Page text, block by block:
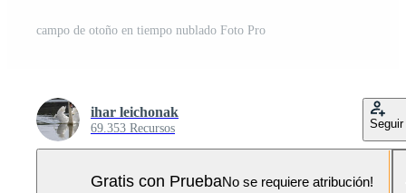
campo de otoño en tiempo nublado Foto Pro
ihar leichonak
69.353 Recursos Seguir
Gratis con PruebaNo se requiere atribución!